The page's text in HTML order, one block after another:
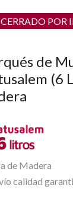
CERRADO POR
de
(6
de Madera
calidad